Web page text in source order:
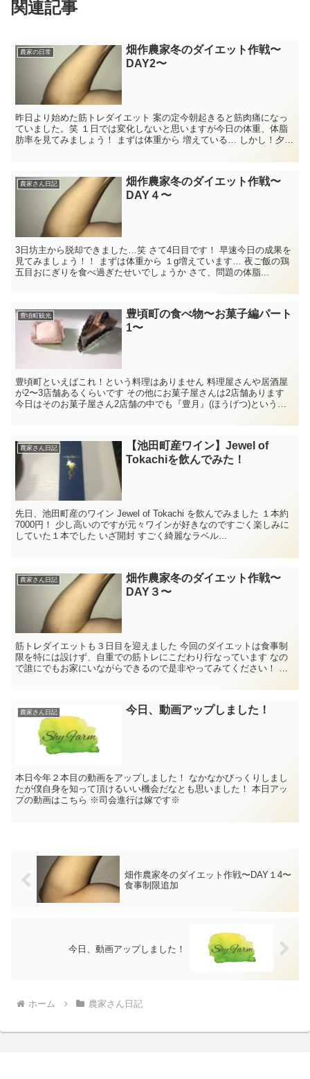
関連記事
農家の日常
畑作農家冬のダイエット作戦〜
DAY2〜
昨日より始めた筋トレダイエット 案の定今朝起きると筋肉痛になっ
ていました。笑 １日では変化しないと思いますが今日の体重、体脂
肪率を見てみましょう！ まずは体重から 増えている… しかし！夕食
農家さん日記
畑作農家冬のダイエット作戦〜
DAY４〜
3日坊主から脱却できました…笑 さて4日目です！ 早速今日の成果を
見てみましょう！！ まずは体重から １g増えています… 夜ご飯の鶏
五目おにぎりを食べ過ぎたせいでしょうか さて、問題の体脂...
豊頃町観光
豊頃町の食べ物〜お菓子編パート
1〜
豊頃町といえばこれ！という料理はありません 料理屋さんや居酒屋
が2〜3店舗あるくらいです その他にお菓子屋さんは2店舗あります
今日はそのお菓子屋さん2店舗の中でも『豊月』(ほうげつ)というお
農家さん日記
【池田町産ワイン】Jewel of
Tokachiを飲んでみた！
先日、池田町産のワイン Jewel of Tokachi を飲んでみました １本約
7000円！ 少し高いのですが元々ワインが好きなのですごく楽しみに
していた１本でした いざ開封 すごく綺麗なラベル...
農家さん日記
畑作農家冬のダイエット作戦〜
DAY３〜
筋トレダイエットも３日目を迎えました 今回のダイエットは食事制
限を特には設けず、自重での筋トレにこだわり行なっています なの
で誰にでもお家にいながらできるので是非やってみてください！ さ
農家さん日記 今日、動画アップしました！
本日今年２本目の動画をアップしました！ なかなかびっくりしまし
たが僕自身を知って頂けるいい機会だなとも思いました！ 本日アッ
プの動画はこちら ※司会進行は嫁です※
畑作農家冬のダイエット作戦〜DAY１4〜
食事制限追加
今日、動画アップしました！
ホーム 農家さん日記